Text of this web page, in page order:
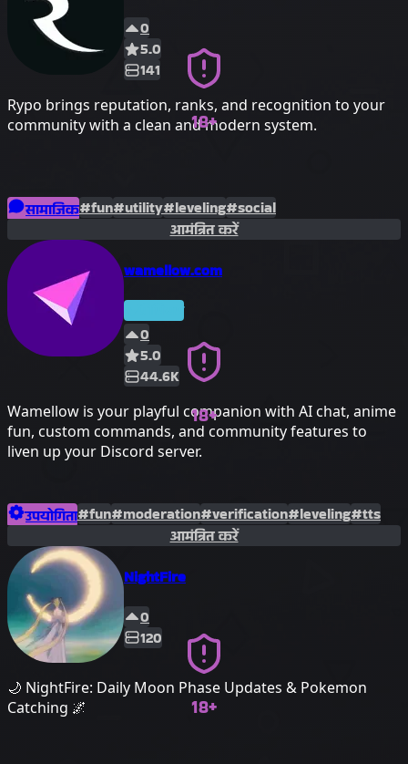
18+
0
5.0
141
Rypo brings reputation, ranks, and recognition to your
community with a clean and modern system.
सामाजिक#fun#utility#leveling#social
आमंत्रित करें
18+
wamellow.com
0
5.0
44.6K
Wamellow is your playful companion with AI chat, anime
fun, custom commands, and community features to
liven up your Discord server.
उपयोगिता#fun#moderation#verification#leveling#tts
#youtube#notifications
आमंत्रित करें
18+
NightFire
0
120
🌙 NightFire: Daily Moon Phase Updates & Pokemon
Catching 🌌